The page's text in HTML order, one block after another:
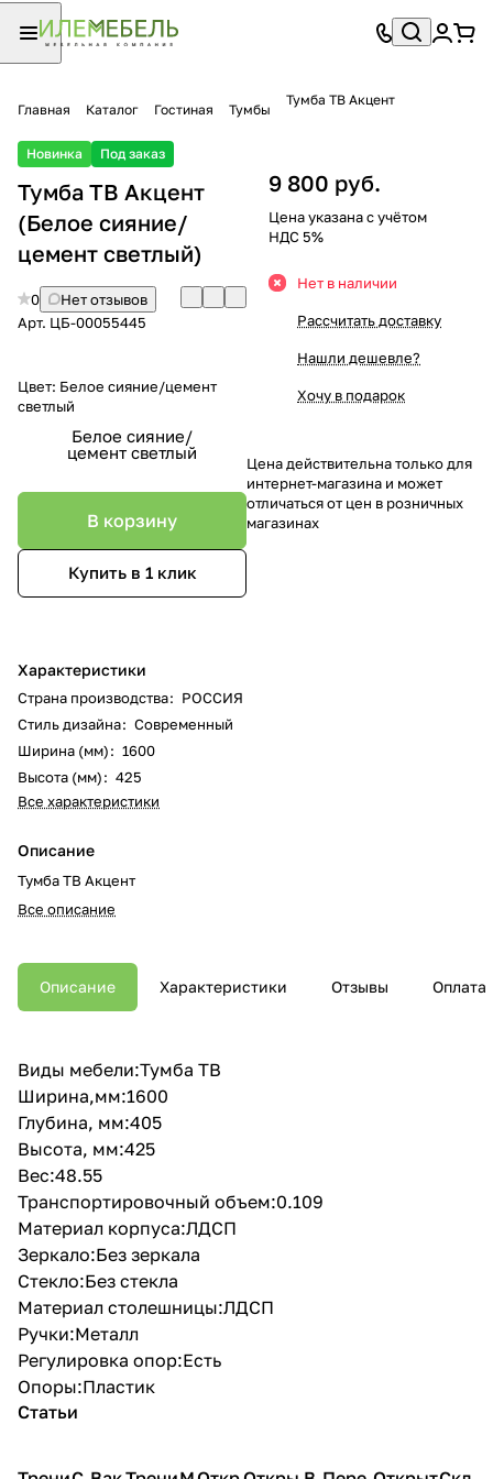
Главная Каталог Гостиная Тумбы
Тумба ТВ Акцент
Новинка Под заказ
Тумба ТВ Акцент
(Белое сияние/
цемент светлый)
0
Нет отзывов
Арт. ЦБ-00055445
Цвет: Белое сияние/цемент
светлый
Белое сияние/
цемент светлый
В корзину
Купить в 1 клик
Характеристики
Страна производства: РОССИЯ
Стиль дизайна: Современный
Ширина (мм): 1600
Высота (мм): 425
Все характеристики
Описание
Тумба ТВ Акцент
Все описание
9 800 руб.
Цена указана с учётом
НДС 5%
Нет в наличии
Рассчитать доставку
Нашли дешевле?
Хочу в подарок
Цена действительна только для
интернет-магазина и может
отличаться от цен в розничных
магазинах
Описание Характеристики Отзывы Оплата
Виды мебели:Тумба ТВ
Ширина,мм:1600
Глубина, мм:405
Высота, мм:425
Вес:48.55
Транспортировочный объем:0.109
Материал корпуса:ЛДСП
Зеркало:Без зеркала
Стекло:Без стекла
Материал столешницы:ЛДСП
Ручки:Металл
Регулировка опор:Есть
Опоры:Пластик
Статьи